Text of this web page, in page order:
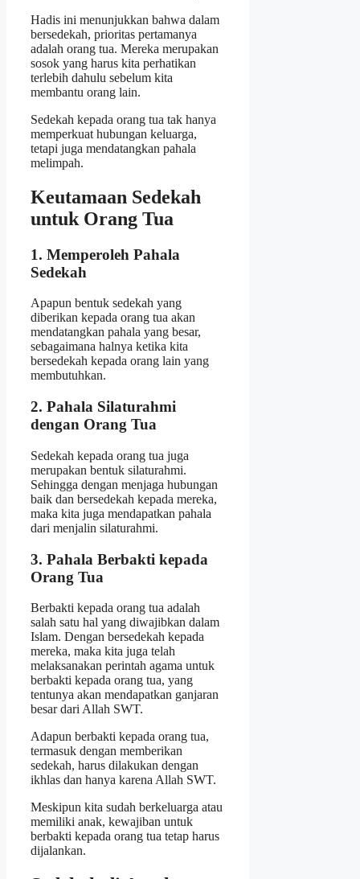
Hadis ini menunjukkan bahwa dalam
bersedekah, prioritas pertamanya
adalah orang tua. Mereka merupakan
sosok yang harus kita perhatikan
terlebih dahulu sebelum kita
membantu orang lain.
Sedekah kepada orang tua tak hanya
memperkuat hubungan keluarga,
tetapi juga mendatangkan pahala
melimpah.
Keutamaan Sedekah
untuk Orang Tua
1. Memperoleh Pahala
Sedekah
Apapun bentuk sedekah yang
diberikan kepada orang tua akan
mendatangkan pahala yang besar,
sebagaimana halnya ketika kita
bersedekah kepada orang lain yang
membutuhkan.
2. Pahala Silaturahmi
dengan Orang Tua
Sedekah kepada orang tua juga
merupakan bentuk silaturahmi.
Sehingga dengan menjaga hubungan
baik dan bersedekah kepada mereka,
maka kita juga mendapatkan pahala
dari menjalin silaturahmi.
3. Pahala Berbakti kepada
Orang Tua
Berbakti kepada orang tua adalah
salah satu hal yang diwajibkan dalam
Islam. Dengan bersedekah kepada
mereka, maka kita juga telah
melaksanakan perintah agama untuk
berbakti kepada orang tua, yang
tentunya akan mendapatkan ganjaran
besar dari Allah SWT.
Adapun berbakti kepada orang tua,
termasuk dengan memberikan
sedekah, harus dilakukan dengan
ikhlas dan hanya karena Allah SWT.
Meskipun kita sudah berkeluarga atau
memiliki anak, kewajiban untuk
berbakti kepada orang tua tetap harus
dijalankan.